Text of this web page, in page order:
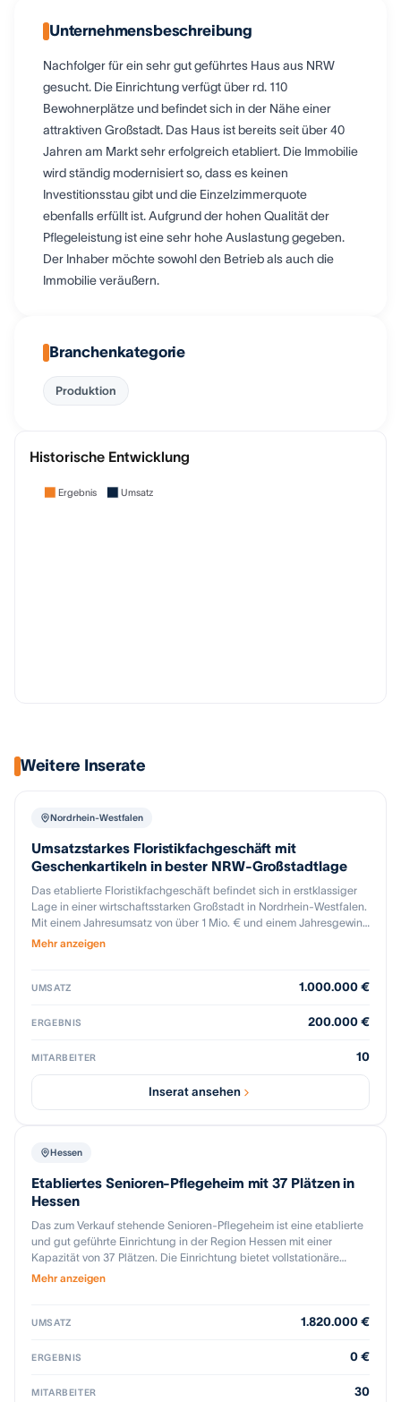
Unternehmensbeschreibung
Nachfolger für ein sehr gut geführtes Haus aus NRW
gesucht. Die Einrichtung verfügt über rd. 110
Bewohnerplätze und befindet sich in der Nähe einer
attraktiven Großstadt. Das Haus ist bereits seit über 40
Jahren am Markt sehr erfolgreich etabliert. Die Immobilie
wird ständig modernisiert so, dass es keinen
Investitionsstau gibt und die Einzelzimmerquote
ebenfalls erfüllt ist. Aufgrund der hohen Qualität der
Pflegeleistung ist eine sehr hohe Auslastung gegeben.
Der Inhaber möchte sowohl den Betrieb als auch die
Immobilie veräußern.
Branchenkategorie
Produktion
Historische Entwicklung
Ergebnis Umsatz
Weitere Inserate
Nordrhein-Westfalen
Umsatzstarkes Floristikfachgeschäft mit
Geschenkartikeln in bester NRW-Großstadtlage
Das etablierte Floristikfachgeschäft befindet sich in erstklassiger
Lage in einer wirtschaftsstarken Großstadt in Nordrhein-Westfalen.
Mit einem Jahresumsatz von über 1 Mio. € und einem Jahresgewinn
von mehr als 200.000 € verfügt das Unternehmen über eine solide
Stammkundenkreis sorgen für nachhaltige Kundenbeziehungen
wird eine geeignete Übernehmerin oder ein geeigneter
Mehr anzeigen
UMSATZ 1.000.000 €
ERGEBNIS 200.000 €
MITARBEITER 10
Inserat ansehen
Hessen
Etabliertes Senioren-Pflegeheim mit 37 Plätzen in
Hessen
Das zum Verkauf stehende Senioren-Pflegeheim ist eine etablierte
und gut geführte Einrichtung in der Region Hessen mit einer
Kapazität von 37 Plätzen. Die Einrichtung bietet vollstationäre
Pflege, Kurzzeitpflege sowie Zusatzleistungen nach § 43b SGB XI
Unternehmen verfügt über eine gut aufgestellte zweite
verbleibt, so dass der Betrieb mit einem eingespielten
positiven Ansehen und einer etablierten Betriebsstruktur macht
Mehr anzeigen
UMSATZ 1.820.000 €
ERGEBNIS 0 €
MITARBEITER 30